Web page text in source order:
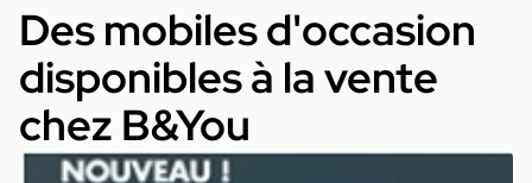
Des mobiles d'occasion
disponibles à la vente
chez B&You